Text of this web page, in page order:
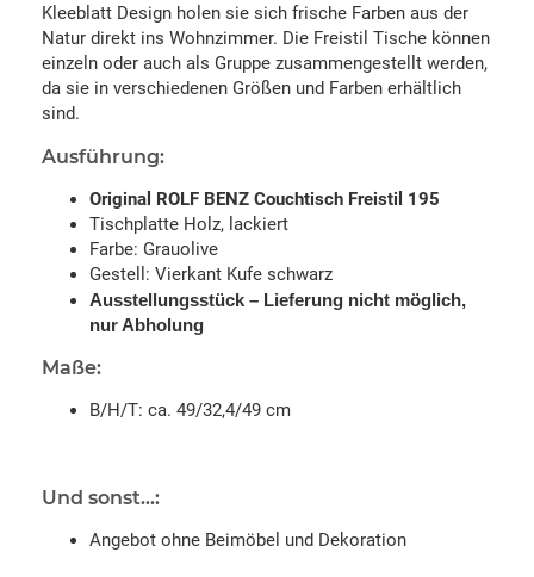
Kleeblatt Design holen sie sich frische Farben aus der
Natur direkt ins Wohnzimmer. Die Freistil Tische können
einzeln oder auch als Gruppe zusammengestellt werden,
da sie in verschiedenen Größen und Farben erhältlich
sind.
Ausführung:
Original ROLF BENZ Couchtisch Freistil 195
Tischplatte Holz, lackiert
Farbe: Grauolive
Gestell: Vierkant Kufe schwarz
Ausstellungsstück – Lieferung nicht möglich,
nur Abholung
Maße:
B/H/T: ca. 49/32,4/49 cm
Und sonst...:
Angebot ohne Beimöbel und Dekoration